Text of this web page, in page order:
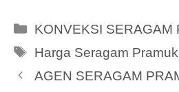
Categories
KONVEKSI SERAGAM
Tags
Harga Seragam
AGEN SERAGAM